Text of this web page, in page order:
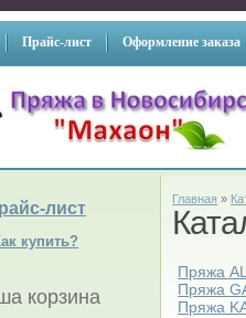
Прайс-лист Оформление заказа
лист
купить?
корзина
Главная »
Пряжа
Пряжа
Пряжа